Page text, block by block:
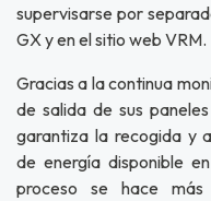
supervisarse por
GX y en el sitio web VRM.
Gracias a la continua
de salida de sus
garantiza la recogida y
de energía disponible
proceso se hace